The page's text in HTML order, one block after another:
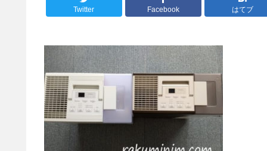
Twitter Facebook はてブ